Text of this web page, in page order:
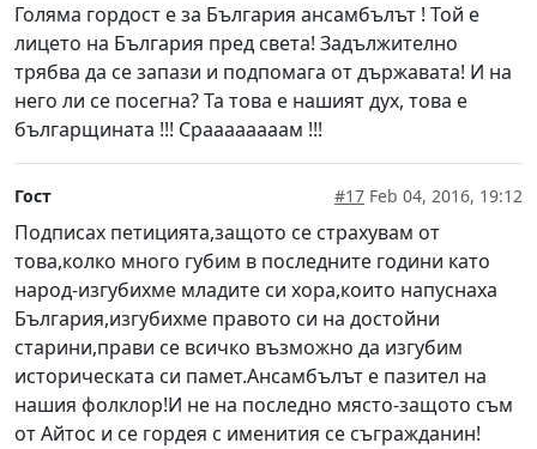
Голяма гордост е за България ансамбълът ! Той е
лицето на България пред света! Задължително
трябва да се запази и подпомага от държавата! И на
него ли се посегна? Та това е нашият дух, това е
българщината !!! Сраааааааам !!!
Гост #17 Feb 04, 2016, 19:12
Подписах петицията,защото се страхувам от
това,колко много губим в последните години като
народ-изгубихме младите си хора,които напуснаха
България,изгубихме правото си на достойни
старини,прави се всичко възможно да изгубим
историческата си памет.Ансамбълът е пазител на
нашия фолклор!И не на последно място-защото съм
от Айтос и се гордея с именития се съгражданин!